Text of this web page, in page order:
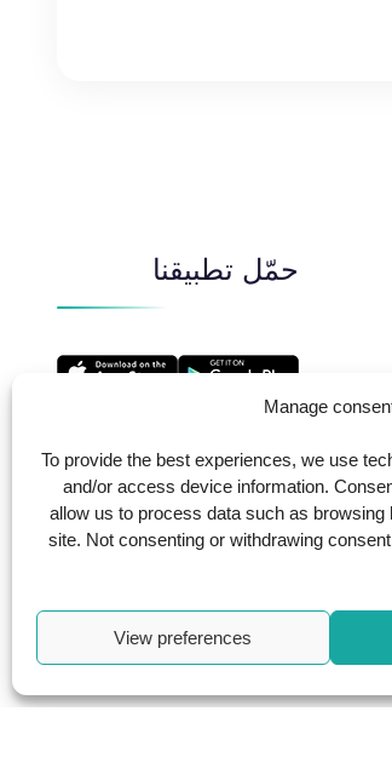
Manage
To provide the best experiences, we use
and/or access device information.
allow us to process data such as browsing
site. Not consenting or withdrawing
View preferences
حمّل تطبيقنا